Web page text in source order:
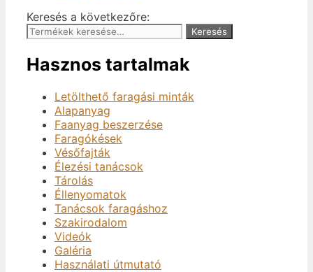
Keresés a következőre:
Keresés
Hasznos tartalmak
Letölthető faragási minták
Alapanyag
Faanyag beszerzése
Faragókések
Vésőfajták
Élezési tanácsok
Tárolás
Éllenyomatok
Tanácsok faragáshoz
Szakirodalom
Videók
Galéria
Használati útmutató